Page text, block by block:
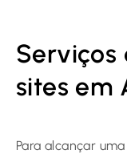
Serviços
sites em
Para alcançar uma